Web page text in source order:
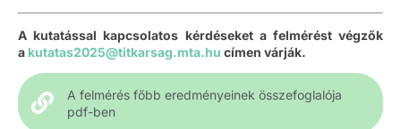
A kutatással kapcsolatos kérdéseket a felmérést végzők
a kutatas2025@titkarsag.mta.hu címen várják.
A felmérés főbb eredményeinek összefoglalója
pdf-ben